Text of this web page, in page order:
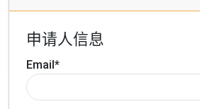
申请人信息
Email*